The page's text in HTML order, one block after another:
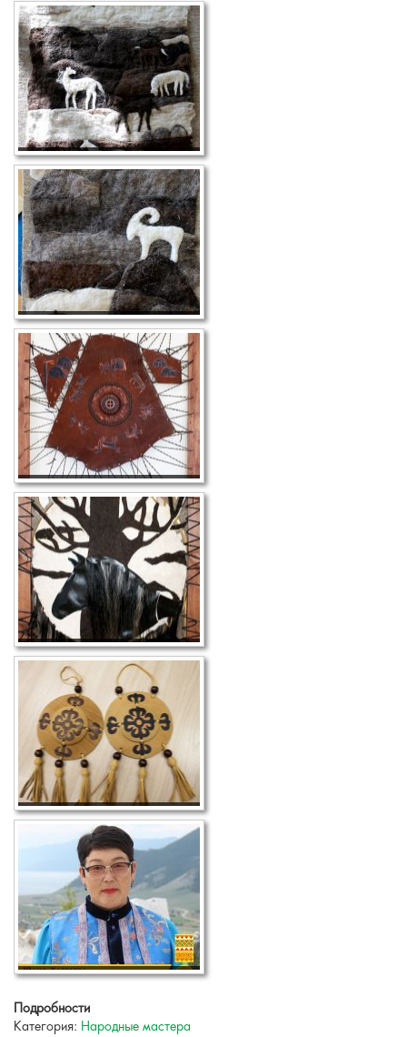
Подробности
Категория: Народные мастера